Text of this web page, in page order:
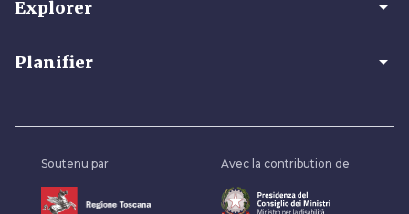
Explorer arrow_drop_down
Planifier arrow_drop_down
Soutenu par Avec la contribution de